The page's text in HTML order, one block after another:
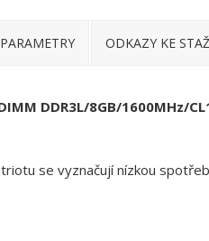
PARAMETRY ODKAZY KE
DDR3L/8GB/1600MHz/
se vyznačují nízkou